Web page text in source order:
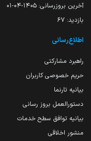
آخرین بروزرسانی: ۱۴۰۵-۰۴-۰۱
بازدید: 67
اطلاع‌رسانی
راهبرد مشارکتی
حریم خصوصی کاربران
بیانیه تارنما
دستورالعمل بروز رسانی
بیانیه توافق سطح خدمات
منشور اخلاقی